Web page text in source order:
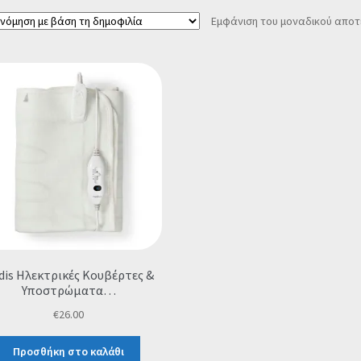
Εμφάνιση του μοναδικού
Ηλεκτρικές Κουβέρτες &
Υποστρώματα…
€26.00
Προσθήκη στο καλάθι